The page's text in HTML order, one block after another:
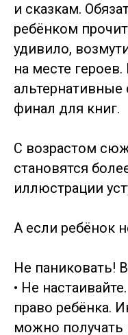
и сказкам.
ребёнком
удивило,
на месте
финал для книг.
С возрастом
становятся
иллюстрации
А если ребёнок
Не паниковать!
• Не
право ребёнка.
можно получать